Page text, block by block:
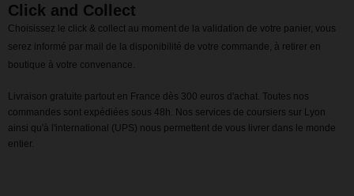
Click and Collect
Choisissez le click & collect au moment de la validation de votre panier, vous
serez informé par mail de la disponibilité de votre commande, à retirer en
boutique à votre convenance.
Livraison gratuite partout en France dès 300 euros d'achat. Toutes nos
commandes sont expédiées sous 48h. Nos services de coursiers sur Lyon
ainsi qu'à l'international (UPS) nous permettent de vous livrer dans le monde
entier.